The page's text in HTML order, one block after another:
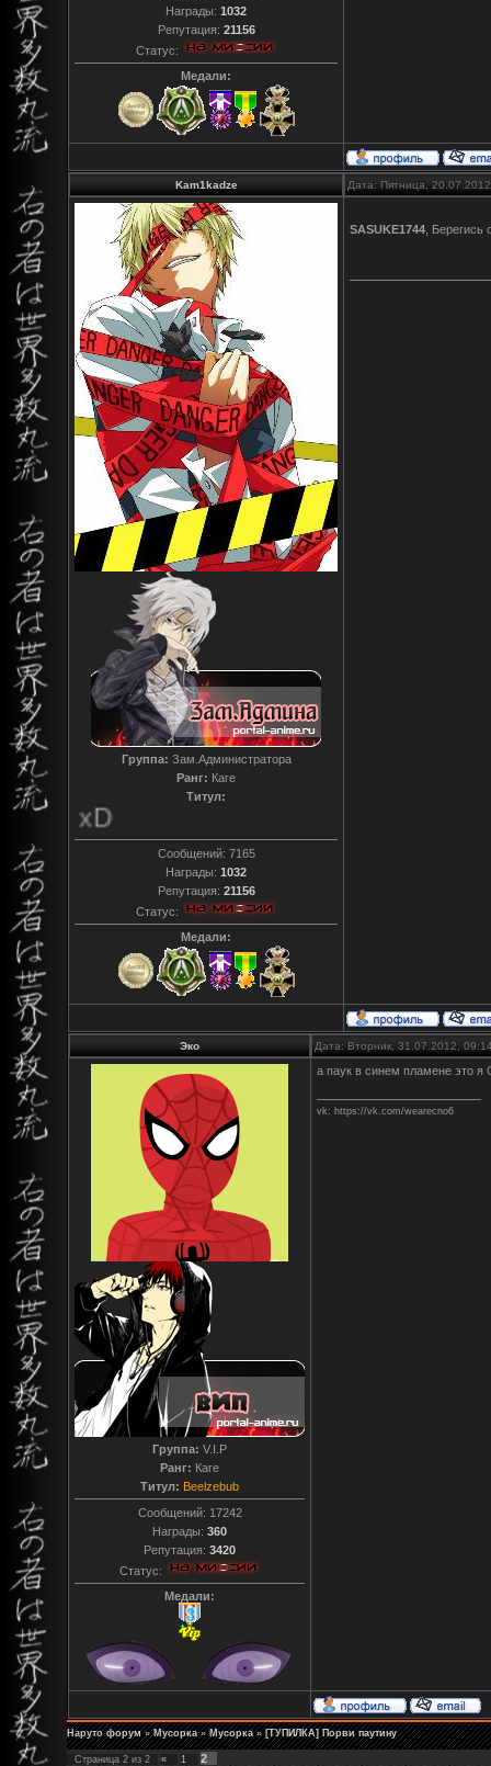
Награды: 1032
Репутация: 21156
Статус:
Медали:
Kam1kadze Дата: Пятница,
Группа: Зам.Администратора
Ранг: Каге
Титул:
Сообщений: 7165
Награды: 1032
Репутация: 21156
Статус:
Медали:
SASUKE1744 ,
Эко Дата: Вторник, 31.07.2012,
Группа: V.I.P
Ранг: Каге
Титул: Beelzebub
Сообщений: 17242
Награды: 360
Репутация: 3420
Статус:
Медали:
а паук в синем пламене это я
vk: https://vk.com/wearecno6
Наруто форум » Мусорка » Мусорка » [ТУПИЛКА] Порви паутину
Страница 2 из 2 « 1 2